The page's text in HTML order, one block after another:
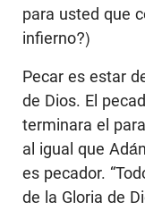
para usted que
infierno?)
Pecar es estar
de Dios. El
terminara el
al igual que
es pecador.
de la Gloria de